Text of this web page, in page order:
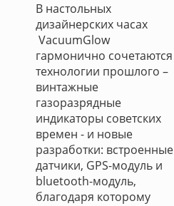
В настольных
дизайнерских часах
VacuumGlow
гармонично сочетаются
технологии прошлого –
винтажные
газоразрядные
индикаторы советских
времен - и новые
разработки: встроенные
датчики, GPS-модуль и
bluetooth-модуль,
благодаря которому